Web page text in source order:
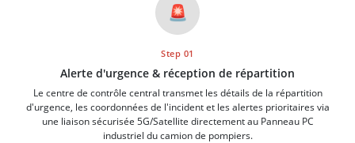
🚨
Step 01
Alerte d'urgence & réception de répartition
Le centre de contrôle central transmet les détails de la répartition
d'urgence, les coordonnées de l'incident et les alertes prioritaires via
une liaison sécurisée 5G/Satellite directement au Panneau PC
industriel du camion de pompiers.